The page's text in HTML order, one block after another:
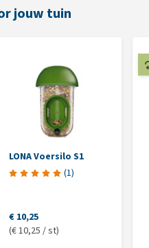
jouw tuin
LONA Voersilo S1
(1)
€ 10,25
(€ 10,25 / st)